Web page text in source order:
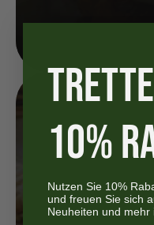
10%
Nutzen Sie 10%
und freuen Sie sich
Neuheiten und